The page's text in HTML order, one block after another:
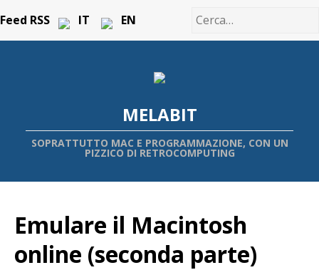
Feed RSS IT EN
MELABIT
SOPRATTUTTO MAC E PROGRAMMAZIONE, CON UN
PIZZICO DI RETROCOMPUTING
Emulare il Macintosh
online (seconda parte)